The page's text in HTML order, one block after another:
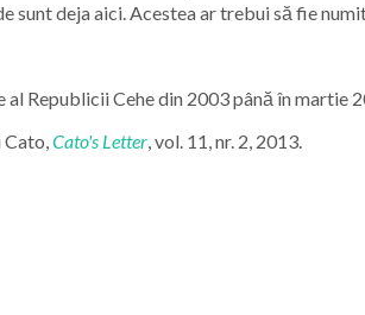
sunt deja aici. Acestea ar trebui să fie
al Republicii Cehe din 2003 până în
Cato's Letter, vol. 11, nr. 2, 2013.